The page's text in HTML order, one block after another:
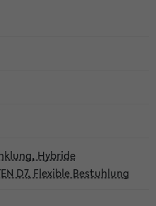
Hybride
D7, Flexible Bestuhlung